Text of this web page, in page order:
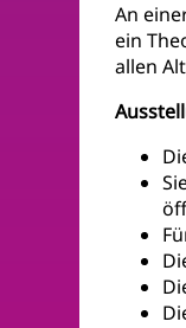
An
ein
allen